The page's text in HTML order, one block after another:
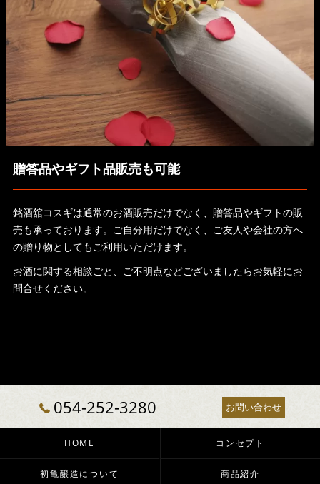
贈答品やギフト品販売も可能
銘酒舘コスギは通常のお酒販売だけでなく、贈答品やギフトの販
売も承っております。ご自分用だけでなく、ご友人や会社の方へ
の贈り物としてもご利用いただけます。
お酒に関する相談ごと、ご不明点などございましたらお気軽にお
問合せください。
054-252-3280 お問い合わせ
HOME コンセプト
初亀醸造について 商品紹介